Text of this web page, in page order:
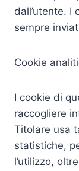
dall’utente. I
sempre
Cookie
I cookie di
raccogliere
Titolare usa
statistiche,
l’utilizzo,